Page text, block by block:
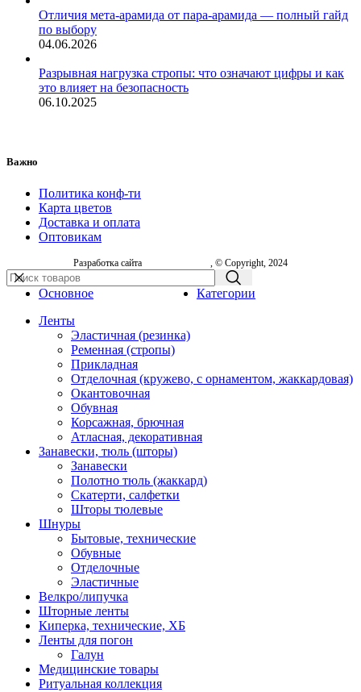
Отличия мета-арамида от пара-арамида — полный гайд
по выбору
04.06.2026
Разрывная нагрузка стропы: что означают цифры и как
это влияет на безопасность
06.10.2025
Важно
Политика конф-ти
Карта цветов
Доставка и оплата
Оптовикам
Разработка сайта , © Copyright, 2024
Основное
Категории
Ленты
Эластичная (резинка)
Ременная (стропы)
Прикладная
Отделочная (кружево, с орнаментом, жаккардовая)
Окантовочная
Обувная
Корсажная, брючная
Атласная, декоративная
Занавески, тюль (шторы)
Занавески
Полотно тюль (жаккард)
Скатерти, салфетки
Шторы тюлевые
Шнуры
Бытовые, технические
Обувные
Отделочные
Эластичные
Велкро/липучка
Шторные ленты
Киперка, технические, ХБ
Ленты для погон
Галун
Медицинские товары
Ритуальная коллекция